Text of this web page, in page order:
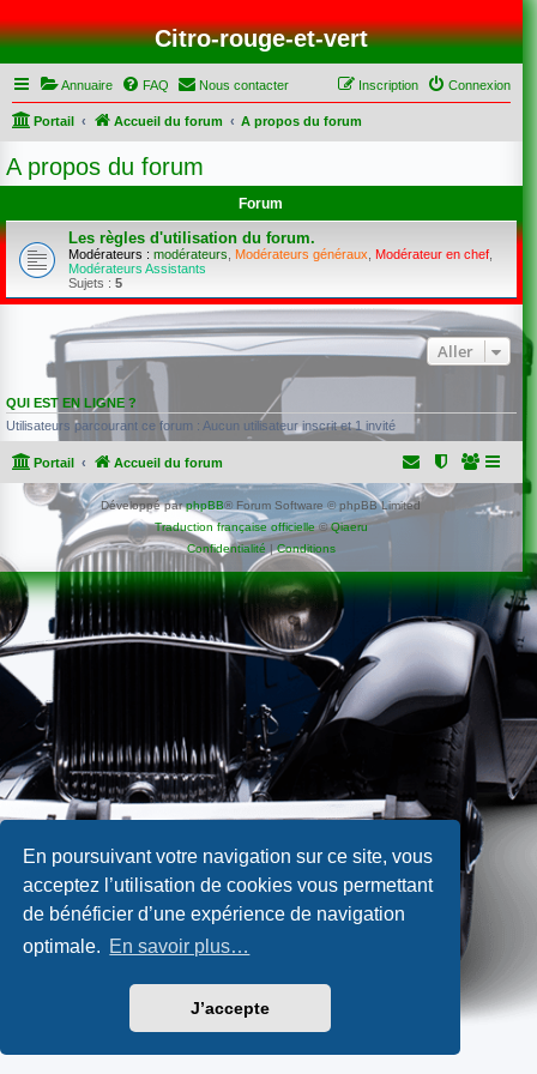
En poursuivant votre navigation sur ce site, vous
acceptez l’utilisation de cookies vous permettant
de bénéficier d’une expérience de navigation
optimale. En savoir plus…
J’accepte
Citro-rouge-et-vert
Annuaire FAQ Nous contacter Connexion
Inscription
Portail Accueil du forum A propos du forum
A propos du forum
Forum
Les règles d'utilisation du forum.
Modérateurs : modérateurs Modérateurs généraux Modérateur en chef
Modérateurs Assistants
Sujets : 5
Aller
QUI EST EN LIGNE ?
Utilisateurs parcourant ce forum : Aucun utilisateur inscrit et 1 invité
Portail Accueil du forum
Développé parphpBB® Forum Software © phpBB Limited
Traduction française officielle©Qiaeru
Confidentialité |Conditions